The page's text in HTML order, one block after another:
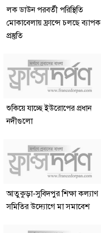
লক ডাউন পরবর্তী পরিস্থিতি
মোকাবেলায় ফ্রান্সে চলছে ব্যাপক
প্রস্তুতি
শুকিয়ে যাচ্ছে ইউরোপের প্রধান
নদীগুলো
আতুকুড়া-সুবিদপুর শিক্ষা কল্যাণ
সমিতির উদ্যোগে মা সমাবেশ